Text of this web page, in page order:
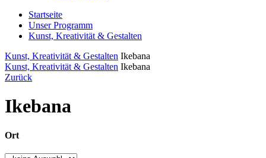
Startseite
Unser Programm
Kunst, Kreativität & Gestalten
Kunst, Kreativität & Gestalten Ikebana
Kunst, Kreativität & Gestalten Ikebana
Zurück
Ikebana
Ort